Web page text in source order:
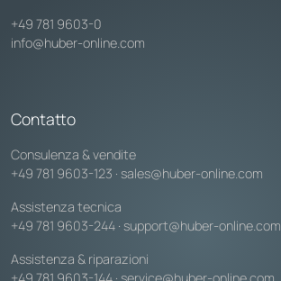
+49 781 9603-0
info@huber-online.com
Contatto
Consulenza & vendite
+49 781 9603-123 · sales@huber-online.com
Assistenza tecnica
+49 781 9603-244 · support@huber-online.com
Assistenza & riparazioni